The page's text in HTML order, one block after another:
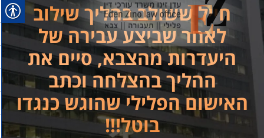
חייל ששולב בהליך שילוב
לאחר שביצע עבירה של
היעדרות מהצבא, סיים את
ההליך בהצלחה וכתב
האישום הפלילי שהוגש כנגדו
בוטל!!!